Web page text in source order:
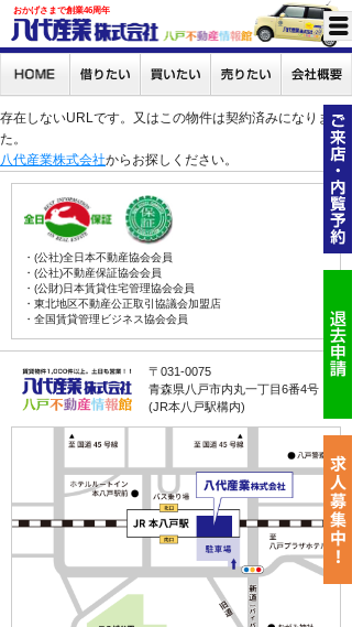
おかげさまで創業46周年
存在しないURLです。又はこの物件は契約済みになりまし
た。
八代産業株式会社からお探しください。
・(公社)全日本不動産協会会員
・(公社)不動産保証協会会員
・(公財)日本賃貸住宅管理協会会員
・東北地区不動産公正取引協議会加盟店
・全国賃貸管理ビジネス協会会員
〒031-0075
青森県八戸市内丸一丁目6番4号
(JR本八戸駅構内)